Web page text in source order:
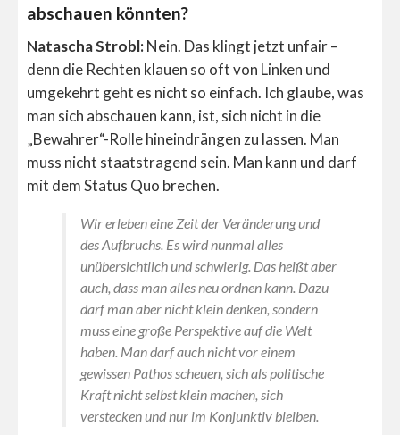
abschauen könnten?
Natascha Strobl:Nein. Das klingt jetzt unfair –
denn die Rechten klauen so oft von Linken und
umgekehrt geht es nicht so einfach. Ich glaube, was
man sich abschauen kann, ist, sich nicht in die
„Bewahrer“-Rolle hineindrängen zu lassen. Man
muss nicht staatstragend sein. Man kann und darf
mit dem Status Quo brechen.
Wir erleben eine Zeit der Veränderung und
des Aufbruchs. Es wird nunmal alles
unübersichtlich und schwierig. Das heißt aber
auch, dass man alles neu ordnen kann. Dazu
darf man aber nicht klein denken, sondern
muss eine große Perspektive auf die Welt
haben. Man darf auch nicht vor einem
gewissen Pathos scheuen, sich als politische
Kraft nicht selbst klein machen, sich
verstecken und nur im Konjunktiv bleiben.